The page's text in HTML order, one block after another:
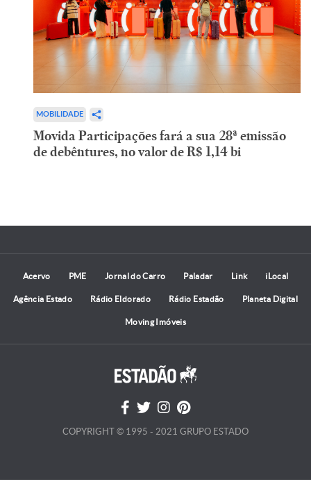
MOBILIDADE
Movida Participações fará a sua 28ª emissão
de debêntures, no valor de R$ 1,14 bi
Acervo PME Jornal do Carro Paladar Link iLocal
Agência Estado Rádio Eldorado Rádio Estadão Planeta Digital
Moving Imóveis
COPYRIGHT © 1995 - 2021 GRUPO ESTADO